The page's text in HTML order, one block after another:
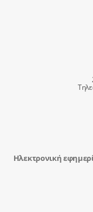
Ηλεκτρονική